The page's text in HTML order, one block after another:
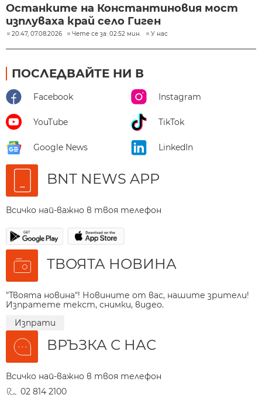
Останките на Константиновия мост
изплуваха край село Гиген
20:47, 07.08.2026 Чете се за: 02:52 мин. У нас
ПОСЛЕДВАЙТЕ НИ В
Facebook Instagram
YouTube TikTok
Google News LinkedIn
BNT NEWS APP
Всичко най-важно в твоя телефон
ТВОЯТА НОВИНА
"Твоята новина"! Новините от вас, нашите зрители!
Изпратете текст, снимки, видео.
Изпрати
ВРЪЗКА С НАС
Всичко най-важно в твоя телефон
02 814 2100